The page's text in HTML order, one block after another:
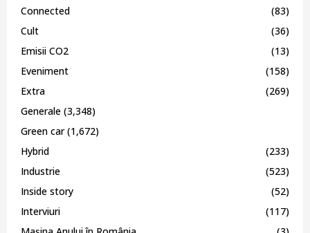
Connected
(83)
Cult
(36)
Emisii CO2
(13)
Eveniment
(158)
Extra
(269)
Generale (3,348)
Green car(1,672)
Hybrid
(233)
Industrie
(523)
Inside story
(52)
Interviuri
(117)